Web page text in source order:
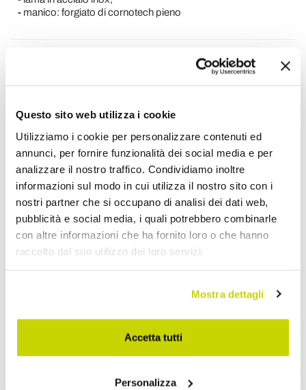
Questo sito web utilizza i cookie
Utilizziamo i cookie per personalizzare contenuti ed
annunci, per fornire funzionalità dei social media e per
analizzare il nostro traffico. Condividiamo inoltre
informazioni sul modo in cui utilizza il nostro sito con i
nostri partner che si occupano di analisi dei dati web,
pubblicità e social media, i quali potrebbero combinarle
con altre informazioni che ha fornito loro o che hanno
raccolto dal suo utilizzo dei loro servizi.
Mostra dettagli
Accetta tutti
Personalizza
- manico: forgiato di cornotech pieno
Devi accedere per poter scrivere la tua opinione.
Aggiungi alla Wish List
Invia la tua opinione su questo prodotto
Coltelli da Cucina